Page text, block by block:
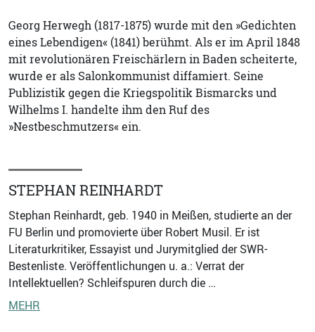
Georg Herwegh (1817-1875) wurde mit den »Gedichten
eines Lebendigen« (1841) berühmt. Als er im April 1848
mit revolutionären Freischärlern in Baden scheiterte,
wurde er als Salonkommunist diffamiert. Seine
Publizistik gegen die Kriegspolitik Bismarcks und
Wilhelms I. handelte ihm den Ruf des
»Nestbeschmutzers« ein.
STEPHAN REINHARDT
Stephan Reinhardt, geb. 1940 in Meißen, studierte an der
FU Berlin und promovierte über Robert Musil. Er ist
Literaturkritiker, Essayist und Jurymitglied der SWR-
Bestenliste. Veröffentlichungen u. a.: Verrat der
Intellektuellen? Schleifspuren durch die …
MEHR